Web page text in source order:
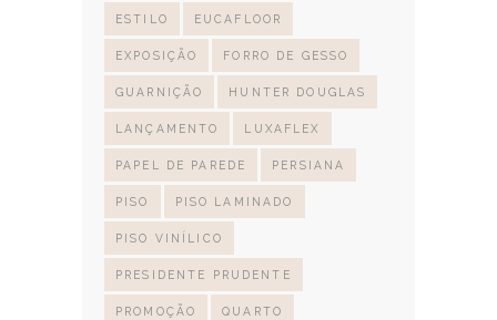
ESTILO EUCAFLOOR
EXPOSIÇÃO FORRO DE GESSO
GUARNIÇÃO HUNTER DOUGLAS
LANÇAMENTO LUXAFLEX
PAPEL DE PAREDE PERSIANA
PISO PISO LAMINADO
PISO VINÍLICO
PRESIDENTE PRUDENTE
PROMOÇÃO QUARTO